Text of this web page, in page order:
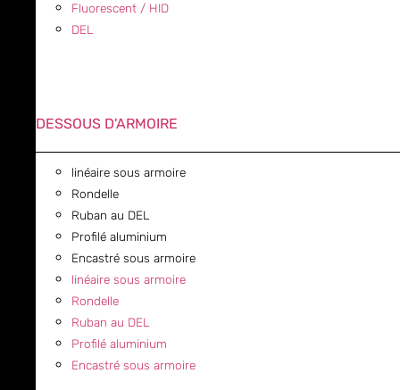
Fluorescent / HID
DEL
DESSOUS D'ARMOIRE
linéaire sous armoire
Rondelle
Ruban au DEL
Profilé aluminium
Encastré sous armoire
linéaire sous armoire
Rondelle
Ruban au DEL
Profilé aluminium
Encastré sous armoire